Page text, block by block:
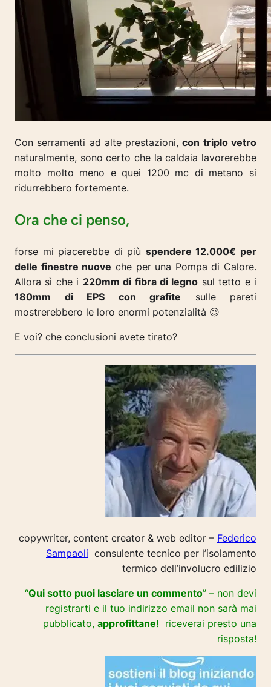
Con serramenti ad alte prestazioni,con triplo vetro
naturalmente, sono certo che la caldaia lavorerebbe
molto molto meno e quei 1200 mc di metano si
ridurrebbero fortemente.
Ora che ci penso,
forse mi piacerebbe di più spendere 12.000€ per
delle finestre nuove che per una Pompa di Calore.
Allora sì che i 220mm di fibra di legno sul tetto e i
180mm di EPS con grafite sulle pareti
mostrerebbero le loro enormi potenzialità 😉
E voi? che conclusioni avete tirato?
copywriter, content creator & web editor – Federico
Sampaoli consulente tecnico per l’isolamento
termico dell’involucro edilizio
“Qui sotto puoi lasciare un commento” – non devi
registrarti e il tuo indirizzo email non sarà mai
pubblicato, approfittane! riceverai presto una
risposta!